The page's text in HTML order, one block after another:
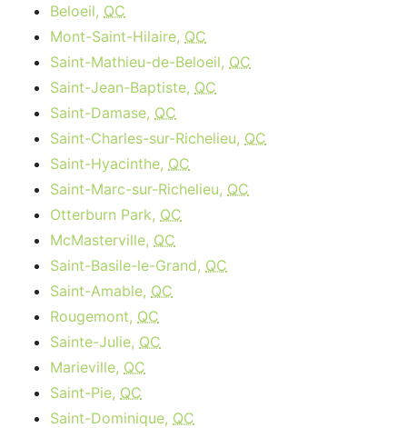
Beloeil, QC
Mont-Saint-Hilaire, QC
Saint-Mathieu-de-Beloeil, QC
Saint-Jean-Baptiste, QC
Saint-Damase, QC
Saint-Charles-sur-Richelieu, QC
Saint-Hyacinthe, QC
Saint-Marc-sur-Richelieu, QC
Otterburn Park, QC
McMasterville, QC
Saint-Basile-le-Grand, QC
Saint-Amable, QC
Rougemont, QC
Sainte-Julie, QC
Marieville, QC
Saint-Pie, QC
Saint-Dominique, QC